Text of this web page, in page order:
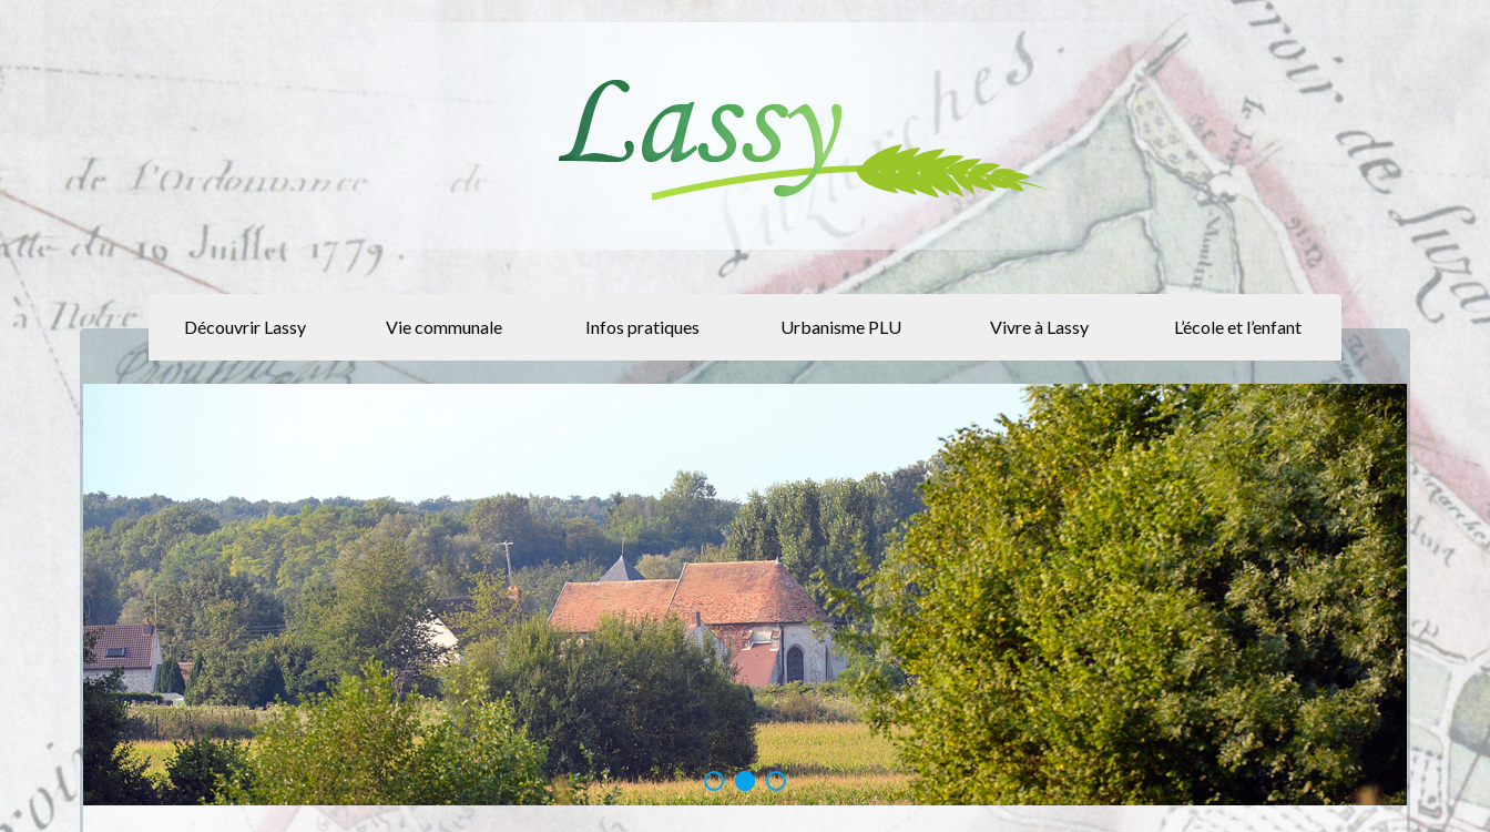
Découvrir Lassy Vie communale Infos pratiques Urbanisme PLU Vivre à Lassy L’école et l’enfant